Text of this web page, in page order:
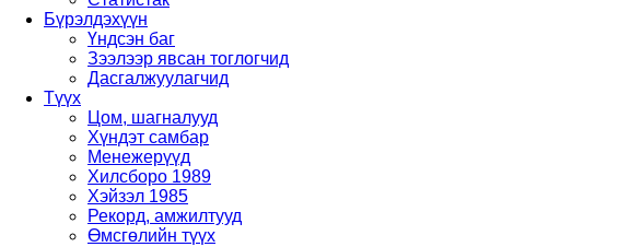
Бүрэлдэхүүн
Үндсэн баг
Зээлээр явсан тоглогчид
Дасгалжуулагчид
Түүх
Цом, шагналууд
Хүндэт самбар
Менежерүүд
Хилсборо 1989
Хэйзэл 1985
Рекорд, амжилтууд
Өмсгөлийн түүх